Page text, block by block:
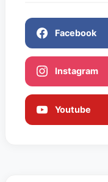
Facebook
Instagram
Youtube